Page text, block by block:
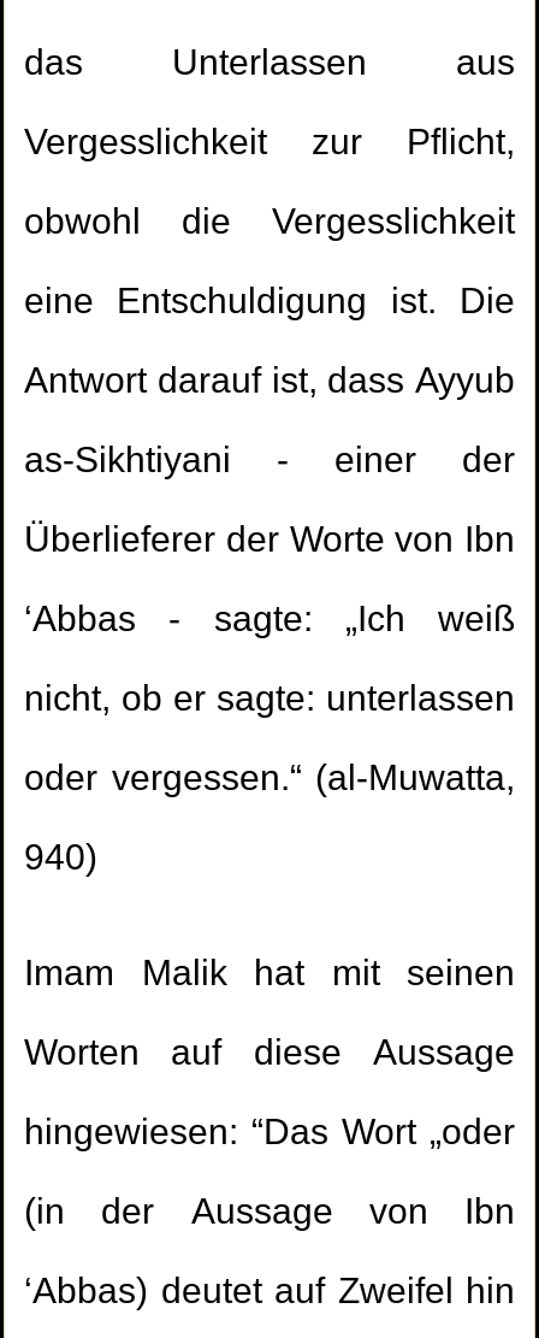
das Unterlassen aus
Vergesslichkeit zur Pflicht,
obwohl die Vergesslichkeit
eine Entschuldigung ist. Die
Antwort darauf ist, dass Ayyub
as-Sikhtiyani - einer der
Überlieferer der Worte von Ibn
‘Abbas - sagte: „Ich weiß
nicht, ob er sagte: unterlassen
oder vergessen.“ (al-Muwatta,
940)
Imam Malik hat mit seinen
Worten auf diese Aussage
hingewiesen: “Das Wort „oder
(in der Aussage von Ibn
‘Abbas) deutet auf Zweifel hin